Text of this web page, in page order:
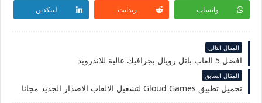
واتساب ريدايت لينكدين
المقال التالي
افضل 5 العاب باتل رويال بجرافيك عالية للاندرويد
المقال السابق
تحميل تطبيق Gloud Games لتشغيل الالعاب الاصدار الجديد مجانا